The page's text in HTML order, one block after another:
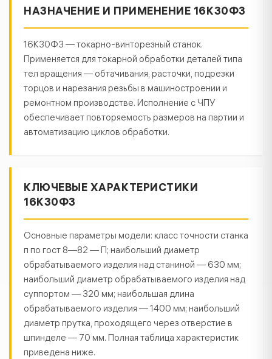
НАЗНАЧЕНИЕ И ПРИМЕНЕНИЕ 16К30Ф3
16К30Ф3 — токарно-винторезный станок.
Применяется для токарной обработки деталей типа
тел вращения — обтачивания, расточки, подрезки
торцов и нарезания резьбы в машиностроении и
ремонтном производстве. Исполнение с ЧПУ
обеспечивает повторяемость размеров на партии и
автоматизацию циклов обработки.
КЛЮЧЕВЫЕ ХАРАКТЕРИСТИКИ
16К30Ф3
Основные параметры модели: класс точности станка
п по гост 8—82 — П; наибольший диаметр
обрабатываемого изделия над станиной — 630 мм;
наибольший диаметр обрабатываемого изделия над
суппортом — 320 мм; наибольшая длина
обрабатываемого изделия — 1400 мм; наибольший
диаметр прутка, проходящего через отверстие в
шпинделе — 70 мм. Полная таблица характеристик
приведена ниже.